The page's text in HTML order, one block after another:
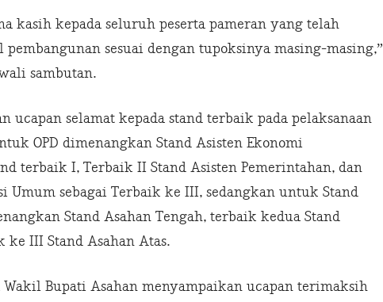
kasih kepada seluruh peserta pameran yang telah
sesuai dengan tupoksinya masing-masing,”
sambutan.
ucapan selamat kepada stand terbaik pada pelaksanaan
OPD dimenangkan Stand Asisten Ekonomi
terbaik I, Terbaik II Stand Asisten Pemerintahan, dan
Umum sebagai Terbaik ke III, sedangkan untuk Stand
Stand Asahan Tengah, terbaik kedua Stand
ke III Stand Asahan Atas.
Bupati Asahan menyampaikan ucapan terimaksih